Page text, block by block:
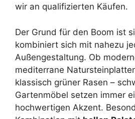
wir an qualifizierten Käufen.
Der Grund für den Boom ist
kombiniert sich mit nahezu
Außengestaltung. Ob
mediterrane
klassisch grüner Rasen –
Gartenmöbel setzen immer
hochwertigen Akzent.